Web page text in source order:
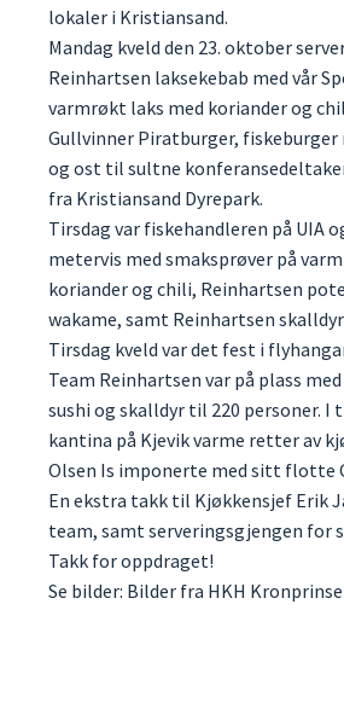
lokaler i Kristiansand.
Mandag kveld den 23. oktober
Reinhartsen laksekebab med vår
varmrøkt laks med koriander og
Gullvinner Piratburger, fiskeburger
og ost til sultne
fra Kristiansand Dyrepark.
Tirsdag var fiskehandleren på UIA
metervis med smaksprøver på
koriander og chili, Reinhartsen
wakame, samt Reinhartsen
Tirsdag kveld var det fest i
Team Reinhartsen var på plass
sushi og skalldyr til 220 personer. I
kantina på Kjevik varme retter av
Olsen Is imponerte med sitt flotte
En ekstra takk til Kjøkkensjef Erik
team, samt serveringsgjengen for
Takk for oppdraget!
Se bilder: Bilder fra HKH